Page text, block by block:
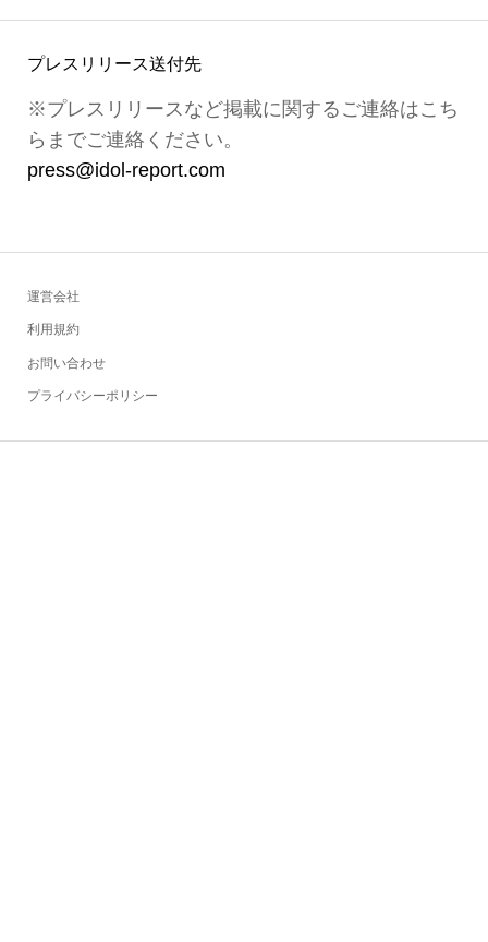
プレスリリース送付先
※プレスリリースなど掲載に関するご連絡はこち
らまでご連絡ください。
press@idol-report.com
運営会社
利用規約
お問い合わせ
プライバシーポリシー